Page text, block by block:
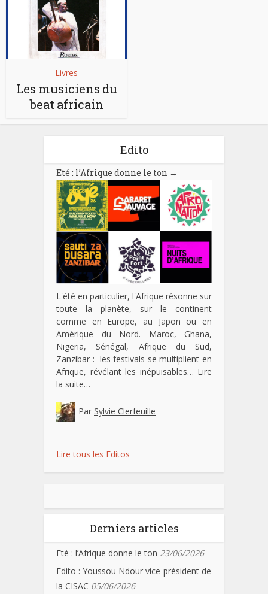
Livres
Les musiciens du
beat africain
Edito
Eté : l’Afrique donne le ton →
L'été en particulier, l'Afrique résonne sur
toute la planète, sur le continent
comme en Europe, au Japon ou en
Amérique du Nord. Maroc, Ghana,
Nigeria, Sénégal, Afrique du Sud,
Zanzibar : les festivals se multiplient en
Afrique, révélant les inépuisables… Lire
la suite…
Par Sylvie Clerfeuille
Lire tous les Editos
Derniers articles
Eté : l’Afrique donne le ton 23/06/2026
Edito : Youssou Ndour vice-président de
la CISAC 05/06/2026